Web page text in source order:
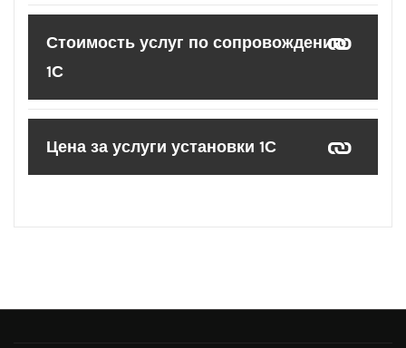
Стоимость услуг по сопровождению
1С
Цена за услуги установки 1С